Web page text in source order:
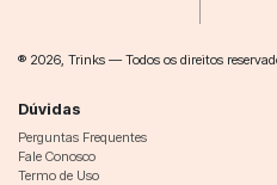
® 2026, Trinks — Todos os direitos
Dúvidas
Perguntas Frequentes
Fale Conosco
Termo de Uso